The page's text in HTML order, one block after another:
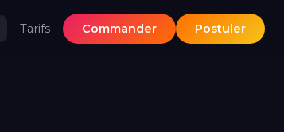
Tarifs Commander Postuler